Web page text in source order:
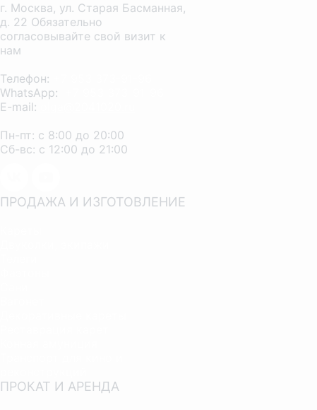
г. Москва, ул. Старая Басманная,
д. 22 Обязательно
согласовывайте свой визит к
нам
Телефон:
WhatsApp:
E-mail:
Пн-пт: с 8:00 до 20:00
Сб-вс: с 12:00 до 21:00
ПРОДАЖА И ИЗГОТОВЛЕНИЕ
ПРОКАТ И АРЕНДА